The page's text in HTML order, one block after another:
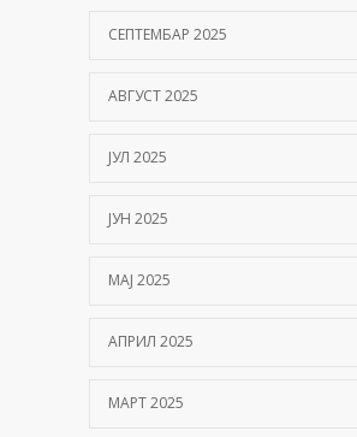
СЕПТЕМБАР 2025
АВГУСТ 2025
ЈУЛ 2025
ЈУН 2025
МАЈ 2025
АПРИЛ 2025
МАРТ 2025